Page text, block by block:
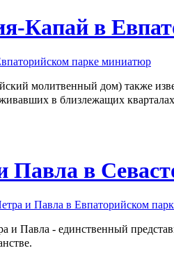
Капай в
молитвенный дом) также
в близлежащих
Павла в
и Павла - единственный